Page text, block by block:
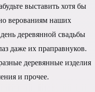
выставить хотя бы
верованиям наших
деревянной свадьбы
даже их праправнуков.
деревянные изделия
и прочее.